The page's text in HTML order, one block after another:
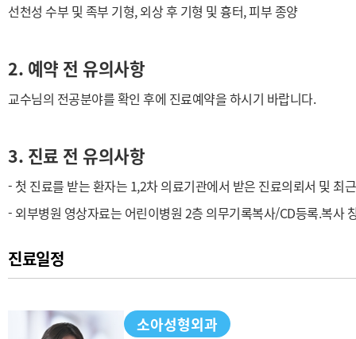
선천성 수부 및 족부 기형, 외상 후 기형 및 흉터, 피부 종양
2. 예약 전 유의사항
교수님의 전공분야를 확인 후에 진료예약을 하시기 바랍니다.
3. 진료 전 유의사항
- 첫 진료를 받는 환자는 1,2차 의료기관에서 받은 진료의뢰서 및 최
- 외부병원 영상자료는 어린이병원 2층 의무기록복사/CD등록.복사
진료일정
소아성형외과